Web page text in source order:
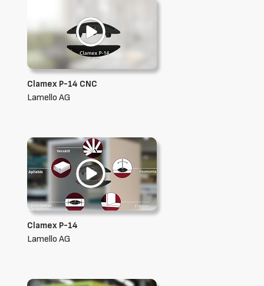
Clamex P-14 CNC
Lamello AG
Clamex P-14
Lamello AG